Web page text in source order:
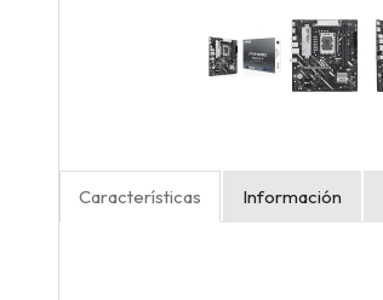
Características Información